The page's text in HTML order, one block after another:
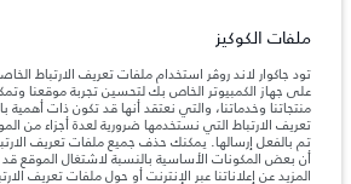
تعكس الأوزان المذكورة مواصفات السيارة القياسية. سوف
العناصر المثبتة بعد نقطة التصنيع في الحمولة. تأكد من عدم
والحمولة.
المعلومات والمواصفات والأسعار والألوان المذكورة على
آخر، كما أنّها قد تتغير بدون إشعار مسبق. الرجاء التواصل مع
والتحقق من الأسعار.
ملفات الكوكيز
تود جاكوار لاند روڤر استخدام ملفات تعريف الارتباط
على جهاز الكمبيوتر الخاص بك لتحسين تجربة موقعنا
منتجاتنا وخدماتنا، والتي نعتقد أنها قد تكون ذات
تعريف الارتباط التي نستخدمها ضرورية لعدة أجزاء من
تم بالفعل إرسالها. يمكنك حذف جميع ملفات تعريف
أن بعض المكونات الأساسية بالنسبة لاشتغال الموقع
المزيد عن إعلاناتنا عبر الإنترنت أو حول ملفات تعريف